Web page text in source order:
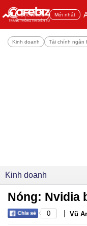
Đọc nhiều Mới nhất
Kinh doanh Tài chính ngân
Kinh doanh
Nóng: Nvidia
0 | Vũ